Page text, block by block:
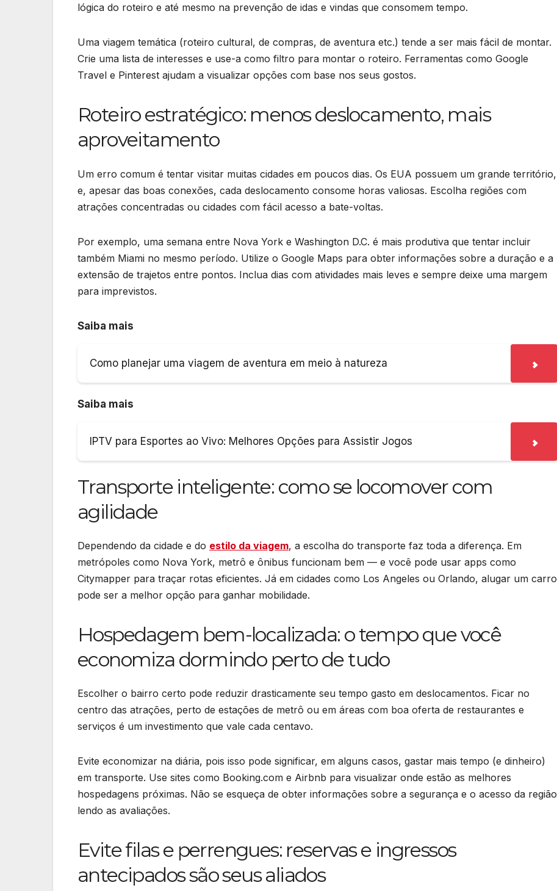
lógica do roteiro e até mesmo na prevenção de idas e vindas que consomem tempo.
Uma viagem temática (roteiro cultural, de compras, de aventura etc.) tende a ser mais fácil de montar.
Crie uma lista de interesses e use-a como filtro para montar o roteiro. Ferramentas como Google
Travel e Pinterest ajudam a visualizar opções com base nos seus gostos.
Roteiro estratégico: menos deslocamento, mais
aproveitamento
Um erro comum é tentar visitar muitas cidades em poucos dias. Os EUA possuem um grande território,
e, apesar das boas conexões, cada deslocamento consome horas valiosas. Escolha regiões com
atrações concentradas ou cidades com fácil acesso a bate-voltas.
Por exemplo, uma semana entre Nova York e Washington D.C. é mais produtiva que tentar incluir
também Miami no mesmo período. Utilize o Google Maps para obter informações sobre a duração e a
extensão de trajetos entre pontos. Inclua dias com atividades mais leves e sempre deixe uma margem
para imprevistos.
Saiba mais
Como planejar uma viagem de aventura em meio à natureza
Saiba mais
IPTV para Esportes ao Vivo: Melhores Opções para Assistir Jogos
Transporte inteligente: como se locomover com
agilidade
Dependendo da cidade e do estilo da viagem, a escolha do transporte faz toda a diferença. Em
metrópoles como Nova York, metrô e ônibus funcionam bem — e você pode usar apps como
Citymapper para traçar rotas eficientes. Já em cidades como Los Angeles ou Orlando, alugar um carro
pode ser a melhor opção para ganhar mobilidade.
Hospedagem bem-localizada: o tempo que você
economiza dormindo perto de tudo
Escolher o bairro certo pode reduzir drasticamente seu tempo gasto em deslocamentos. Ficar no
centro das atrações, perto de estações de metrô ou em áreas com boa oferta de restaurantes e
serviços é um investimento que vale cada centavo.
Evite economizar na diária, pois isso pode significar, em alguns casos, gastar mais tempo (e dinheiro)
em transporte. Use sites como Booking.com e Airbnb para visualizar onde estão as melhores
hospedagens próximas. Não se esqueça de obter informações sobre a segurança e o acesso da região
lendo as avaliações.
Evite filas e perrengues: reservas e ingressos
antecipados são seus aliados